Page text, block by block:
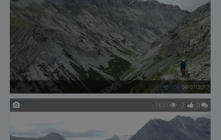
orma 04/07/2017
1631 2 0